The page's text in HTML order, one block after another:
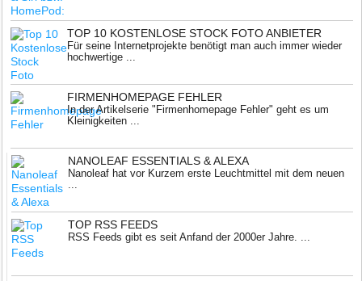
TOP 10 KOSTENLOSE STOCK FOTO ANBIETER
Für seine Internetprojekte benötigt man auch immer wieder
hochwertige ...
FIRMENHOMEPAGE FEHLER
In der Artikelserie "Firmenhomepage Fehler" geht es um
Kleinigkeiten ...
NANOLEAF ESSENTIALS & ALEXA
Nanoleaf hat vor Kurzem erste Leuchtmittel mit dem neuen
...
TOP RSS FEEDS
RSS Feeds gibt es seit Anfand der 2000er Jahre. ...